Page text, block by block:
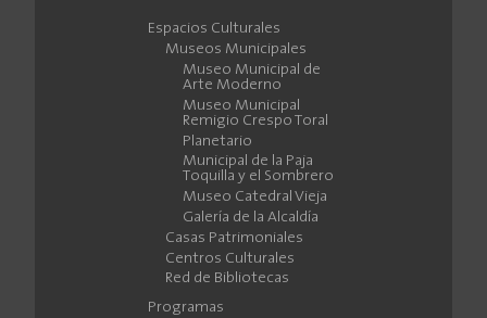
Espacios Culturales
Museos Municipales
Museo Municipal de
Arte Moderno
Museo Municipal
Remigio Crespo Toral
Planetario
Municipal de la Paja
Toquilla y el Sombrero
Museo Catedral Vieja
Galería de la Alcaldía
Casas Patrimoniales
Centros Culturales
Red de Bibliotecas
Programas